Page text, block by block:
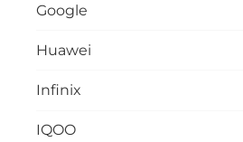
Google
Huawei
Infinix
IQOO